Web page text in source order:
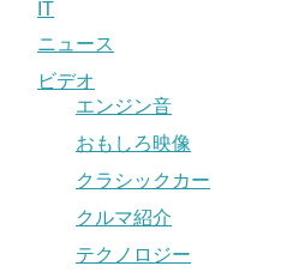
IT
ニュース
ビデオ
エンジン音
おもしろ映像
クラシックカー
クルマ紹介
テクノロジー